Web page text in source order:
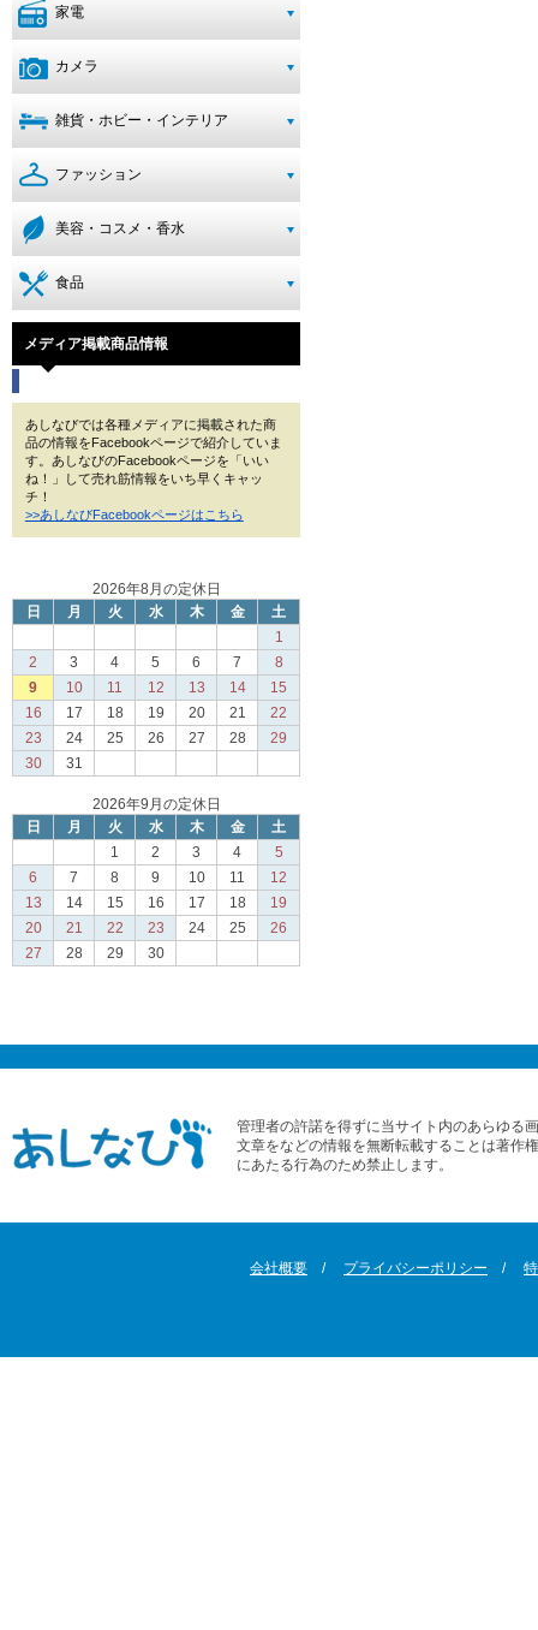
家電
カメラ
雑貨・ホビー・インテリア
ファッション
美容・コスメ・香水
食品
メディア掲載商品情報
あしなびでは各種メディアに掲載された商
品の情報をFacebookページで紹介していま
す。あしなびのFacebookページを「いい
ね！」して売れ筋情報をいち早くキャッ
チ！
>>あしなびFacebookページはこちら
2026年8月の定休日
日
月 火 水 木 金
土
1
2
3 4 5 6 7
8
9
10 11 12 13 14
15
16
17 18 19 20 21
22
23
24 25 26 27 28
29
30
31
2026年9月の定休日
日
月 火 水 木 金
土
1
2 3 4
5
6
7 8 9 10 11
12
13
14 15 16 17 18
19
20
21 22 23 24 25
26
27
28 29 30
管理者の許諾を得ずに当サイト内のあらゆる
文章をなどの情報を無断転載することは著作
にあたる行為のため禁止します。
会社概要 プライバシーポリシー